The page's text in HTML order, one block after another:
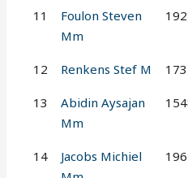
11
Foulon Steven
Mm
12 Renkens Stef M
13
Abidin Aysajan
Mm
14
Jacobs Michiel